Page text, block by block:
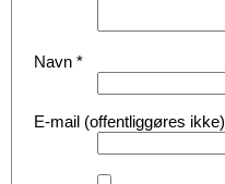
Navn *
E-mail (offentliggøres ikke)